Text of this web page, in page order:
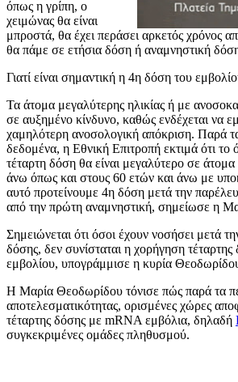
όπως η γρίπη, ο
χειμώνας θα είναι
μπροστά, θα έχει περάσει αρκετός χρόνος
θα πάμε σε ετήσια δόση ή αναμνηστική
Γιατί είναι σημαντική η 4η δόση του
Τα άτομα μεγαλύτερης ηλικίας ή με
σε αυξημένο κίνδυνο, καθώς ενδέχεται να
χαμηλότερη ανοσολογική απόκριση. Παρά
δεδομένα, η Εθνική Επιτροπή εκτιμά ότι το
τέταρτη δόση θα είναι μεγαλύτερο σε
άνω όπως και στους 60 ετών και άνω με
αυτό προτείνουμε 4η δόση μετά την
από την πρώτη αναμνηστική, σημείωσε η
Σημειώνεται ότι όσοι έχουν νοσήσει μετά
δόσης, δεν συνίσταται η χορήγηση τέταρτης
εμβολίου, υπογράμμισε η κυρία
Η Μαρία Θεοδωρίδου τόνισε πώς παρά τα
αποτελεσματικότητας, ορισμένες χώρες
τέταρτης δόσης με mRNA εμβόλια, δηλαδή
συγκεκριμένες ομάδες πληθυσμού.